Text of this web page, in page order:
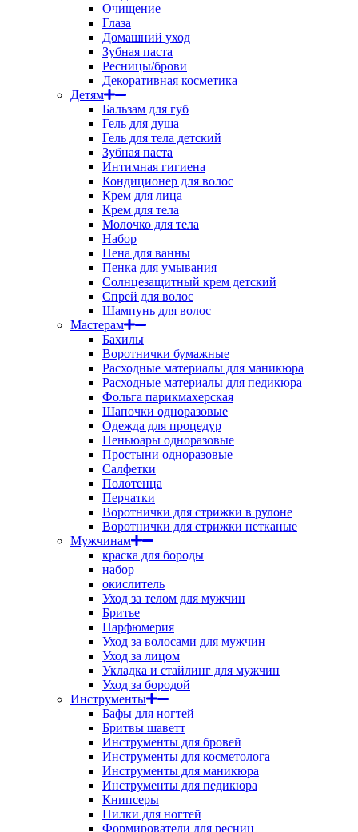
Очищение
Глаза
Домашний уход
Зубная паста
Ресницы/брови
Декоративная косметика
Детям
Бальзам для губ
Гель для душа
Гель для тела детский
Зубная паста
Интимная гигиена
Кондиционер для волос
Крем для лица
Крем для тела
Молочко для тела
Набор
Пена для ванны
Пенка для умывания
Солнцезащитный крем детский
Спрей для волос
Шампунь для волос
Мастерам
Бахилы
Воротнички бумажные
Расходные материалы для маникюра
Расходные материалы для педикюра
Фольга парикмахерская
Шапочки одноразовые
Одежда для процедур
Пеньюары одноразовые
Простыни одноразовые
Салфетки
Полотенца
Перчатки
Воротнички для стрижки в рулоне
Воротнички для стрижки нетканые
Мужчинам
краска для бороды
набор
окислитель
Уход за телом для мужчин
Бритье
Парфюмерия
Уход за волосами для мужчин
Уход за лицом
Укладка и стайлинг для мужчин
Уход за бородой
Инструменты
Бафы для ногтей
Бритвы шаветт
Инструменты для бровей
Инструменты для косметолога
Инструменты для маникюра
Инструменты для педикюра
Книпсеры
Пилки для ногтей
Формирователи для ресниц